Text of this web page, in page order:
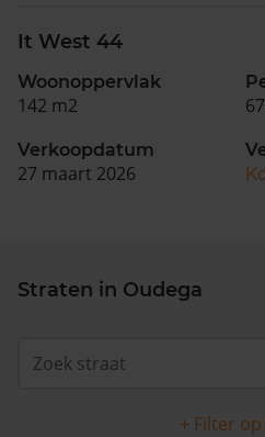
It West 44
Woonoppervlak
142 m2
Verkoopdatum
27 maart 2026
Straten in Oudega
+ Filter